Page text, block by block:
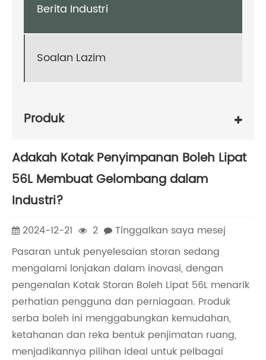
Berita Industri
Soalan Lazim
Produk
Adakah Kotak Penyimpanan Boleh Lipat
56L Membuat Gelombang dalam
Industri?
2024-12-21 2
Tinggalkan saya mesej
Pasaran untuk penyelesaian storan sedang
mengalami lonjakan dalam inovasi, dengan
pengenalan Kotak Storan Boleh Lipat 56L menarik
perhatian pengguna dan perniagaan. Produk
serba boleh ini menggabungkan kemudahan,
ketahanan dan reka bentuk penjimatan ruang,
menjadikannya pilihan ideal untuk pelbagai